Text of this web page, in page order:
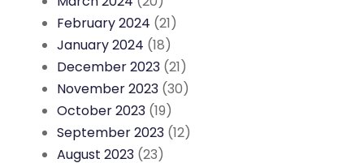
February 2024 (21)
January 2024 (18)
December 2023 (21)
November 2023 (30)
October 2023 (19)
September 2023 (12)
August 2023 (23)